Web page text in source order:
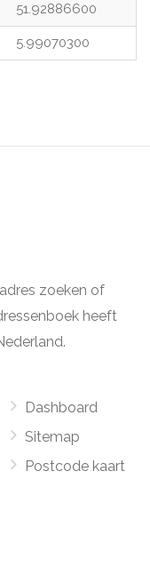
51.92886600
5.99070300
zoeken of
heeft
Dashboard
Sitemap
Postcode kaart